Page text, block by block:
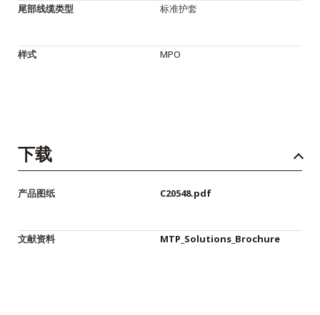
尾部线缆类型 标准护套
样式 MPO
下载
产品图纸 C20548.pdf
文献资料 MTP_Solutions_Brochure